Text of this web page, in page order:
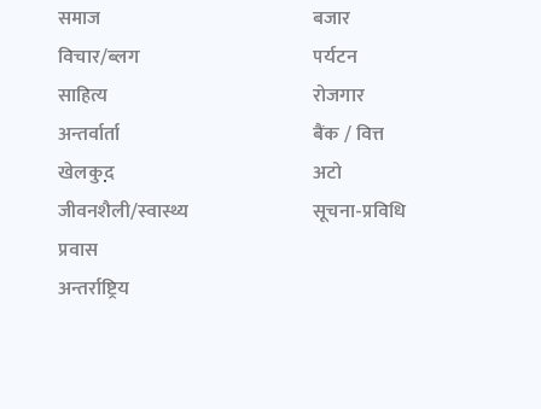
समाज
विचार/ब्लग
साहित्य
अन्तर्वार्ता
खेलकुद़़
जीवनशैली/स्वास्थ्य
प्रवास
अन्तर्राष्ट्रिय
बजार
पर्यटन
रोजगार
बैंक / वित्त
अटो
सूचना-प्रविधि